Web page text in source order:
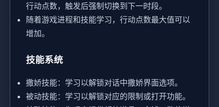
行动点数，触发后强制切换到下一时段。
随着游戏进程和技能学习，行动点数最大值可以
增加。
技能系统
撒娇技能：学习以解锁对话中撒娇界面选项。
被动技能：学习以解锁对应的限制或打开功能。